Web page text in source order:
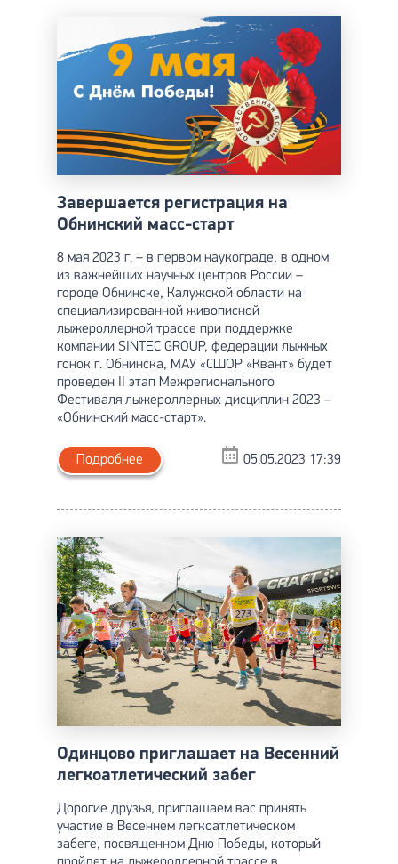
Завершается регистрация на
Обнинский масс-старт
8 мая 2023 г. – в первом наукограде, в одном
из важнейших научных центров России –
городе Обнинске, Калужской области на
специализированной живописной
лыжероллерной трассе при поддержке
компании SINTEС GROUP, федерации лыжных
гонок г. Обнинска, МАУ «СШОР «Квант» будет
проведен II этап Межрегионального
Фестиваля лыжероллерных дисциплин 2023 –
«Обнинский масс-старт».
Подробнее 05.05.2023 17:39
Одинцово приглашает на Весенний
легкоатлетический забег
Дорогие друзья, приглашаем вас принять
участие в Весеннем легкоатлетическом
забеге, посвященном Дню Победы, который